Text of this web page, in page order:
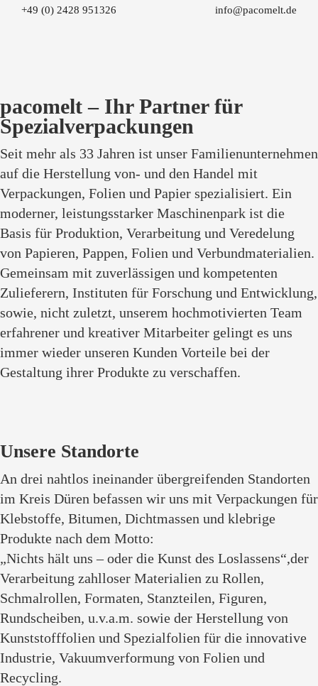
+49 (0) 2428 951326 info@pacomelt.de
pacomelt – Ihr Partner für
Spezialverpackungen
Seit mehr als 33 Jahren ist unser Familienunternehmen
auf die Herstellung von- und den Handel mit
Verpackungen, Folien und Papier spezialisiert. Ein
moderner, leistungsstarker Maschinenpark ist die
Basis für Produktion, Verarbeitung und Veredelung
von Papieren, Pappen, Folien und Verbundmaterialien.
Gemeinsam mit zuverlässigen und kompetenten
Zulieferern, Instituten für Forschung und Entwicklung,
sowie, nicht zuletzt, unserem hochmotivierten Team
erfahrener und kreativer Mitarbeiter gelingt es uns
immer wieder unseren Kunden Vorteile bei der
Gestaltung ihrer Produkte zu verschaffen.
Unsere Standorte
An drei nahtlos ineinander übergreifenden Standorten
im Kreis Düren befassen wir uns mit Verpackungen für
Klebstoffe, Bitumen, Dichtmassen und klebrige
Produkte nach dem Motto:
„Nichts hält uns – oder die Kunst des Loslassens“,der
Verarbeitung zahlloser Materialien zu Rollen,
Schmalrollen, Formaten, Stanzteilen, Figuren,
Rundscheiben, u.v.a.m. sowie der Herstellung von
Kunststofffolien und Spezialfolien für die innovative
Industrie, Vakuumverformung von Folien und
Recycling.